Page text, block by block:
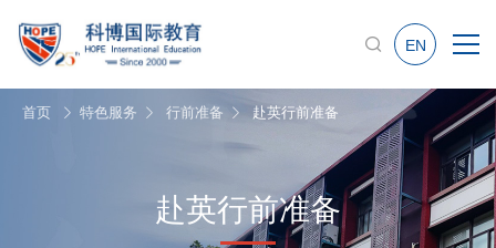
EN
首页 特色服务 行前准备 赴英行前准备
赴英行前准备